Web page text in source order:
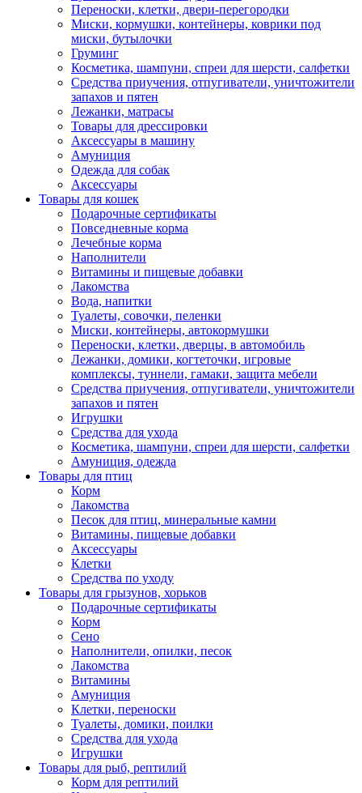
Переноски, клетки, двери-перегородки
Миски, кормушки, контейнеры, коврики под
миски, бутылочки
Груминг
Косметика, шампуни, спреи для шерсти, салфетки
Средства приучения, отпугиватели, уничтожители
запахов и пятен
Лежанки, матрасы
Товары для дрессировки
Аксессуары в машину
Амуниция
Одежда для собак
Аксессуары
Товары для кошек
Подарочные сертификаты
Повседневные корма
Лечебные корма
Наполнители
Витамины и пищевые добавки
Лакомства
Вода, напитки
Туалеты, совочки, пеленки
Миски, контейнеры, автокормушки
Переноски, клетки, дверцы, в автомобиль
Лежанки, домики, когтеточки, игровые
комплексы, туннели, гамаки, защита мебели
Средства приучения, отпугиватели, уничтожители
запахов и пятен
Игрушки
Средства для ухода
Косметика, шампуни, спреи для шерсти, салфетки
Амуниция, одежда
Товары для птиц
Корм
Лакомства
Песок для птиц, минеральные камни
Витамины, пищевые добавки
Аксессуары
Клетки
Средства по уходу
Товары для грызунов, хорьков
Подарочные сертификаты
Корм
Сено
Наполнители, опилки, песок
Лакомства
Витамины
Амуниция
Клетки, переноски
Туалеты, домики, поилки
Средства для ухода
Игрушки
Товары для рыб, рептилий
Корм для рептилий